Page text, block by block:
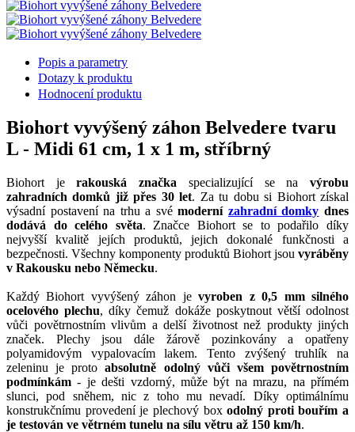
Popis a parametry
Dotazy k produktu
Hodnocení produktu
Biohort vyvýšený záhon Belvedere tvaru
L - Midi 61 cm, 1 x 1 m, stříbrný
Biohort jerakouská značka specializující se navýrobu
zahradních domků již přes 30 let. Za tu dobu si Biohort získal
výsadní postavení na trhu a svémoderní zahradní domky dnes
dodává do celého světa. Značce Biohort se to podařilo díky
nejvyšší kvalitě jejích produktů, jejich dokonalé funkčnosti a
bezpečnosti. Všechny komponenty produktů Biohort jsou vyráběny
v Rakousku nebo Německu.
Každý Biohort vyvýšený záhon jevyroben z 0,5 mm silného
ocelového plechu, díky čemuž dokáže poskytnout větší odolnost
vůči povětrnostním vlivům a delší životnost než produkty jiných
značek. Plechy jsou dále žárově pozinkovány a opatřeny
polyamidovým vypalovacím lakem. Tento zvýšený truhlík na
zeleninu je protoabsolutně odolný vůči všem povětrnostním
podmínkám - je dešti vzdorný, může být na mrazu, na přímém
slunci, pod sněhem, nic z toho mu nevadí. Díky optimálnímu
konstrukčnímu provedení je plechový boxodolný proti bouřím a
je testován ve větrném tunelu na sílu větru až 150 km/h.